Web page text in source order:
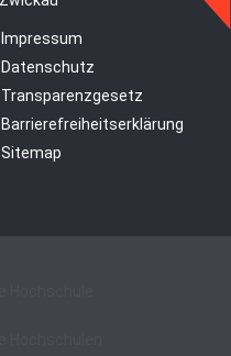
Impressum
Datenschutz
Transparenzgesetz
Barrierefreiheitserklärung
Sitemap